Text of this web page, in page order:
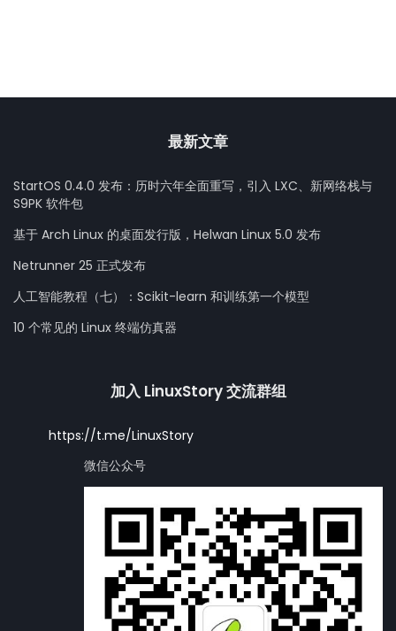
最新文章
StartOS 0.4.0 发布：历时六年全面重写，引入 LXC、新网络栈与
S9PK 软件包
基于 Arch Linux 的桌面发行版，Helwan Linux 5.0 发布
Netrunner 25 正式发布
人工智能教程（七）：Scikit-learn 和训练第一个模型
10 个常见的 Linux 终端仿真器
加入 LinuxStory 交流群组
https://t.me/LinuxStory
微信公众号